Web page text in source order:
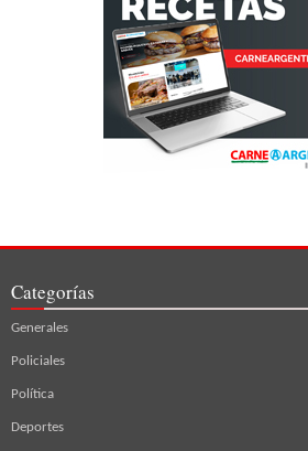
Categorías
Generales
Policiales
Política
Deportes